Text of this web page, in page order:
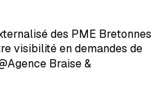
des PME Bretonnes
visibilité en demandes de
Braise &